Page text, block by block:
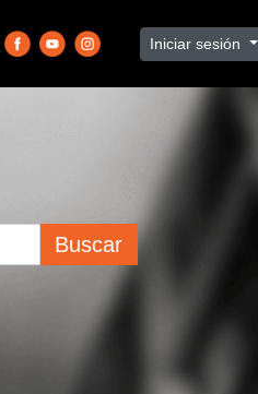
Iniciar sesión
Buscar